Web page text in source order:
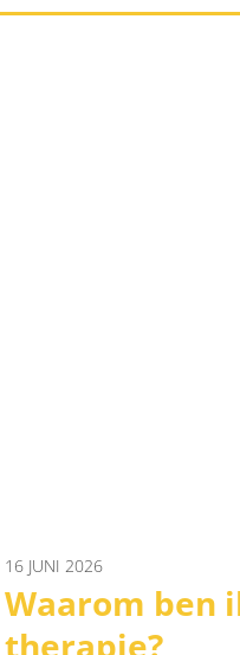
16 JUNI 2026
Waarom ben
therapie?